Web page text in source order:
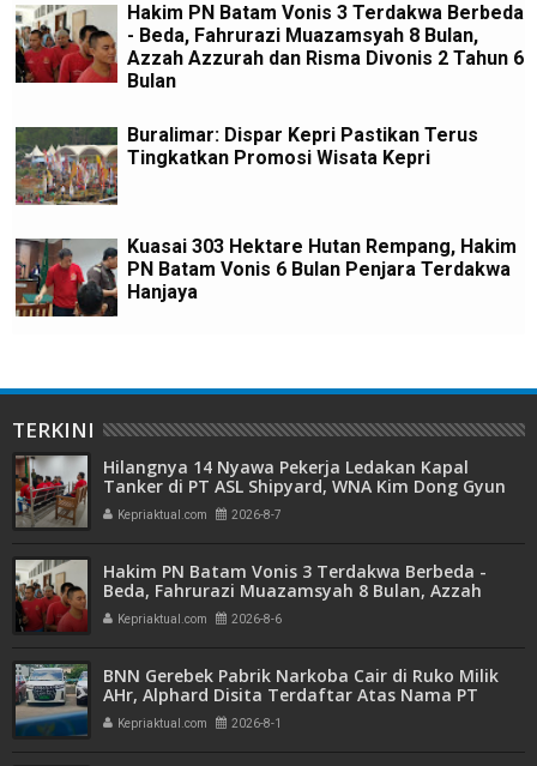
Hakim PN Batam Vonis 3 Terdakwa Berbeda
- Beda, Fahrurazi Muazamsyah 8 Bulan,
Azzah Azzurah dan Risma Divonis 2 Tahun 6
Bulan
Buralimar: Dispar Kepri Pastikan Terus
Tingkatkan Promosi Wisata Kepri
Kuasai 303 Hektare Hutan Rempang, Hakim
PN Batam Vonis 6 Bulan Penjara Terdakwa
Hanjaya
TERKINI
Hilangnya 14 Nyawa Pekerja Ledakan Kapal
Tanker di PT ASL Shipyard, WNA Kim Dong Gyun
Hanya Dituntut 1 Tahun 6 Bulan
Kepriaktual.com 2026-8-7
Hakim PN Batam Vonis 3 Terdakwa Berbeda -
Beda, Fahrurazi Muazamsyah 8 Bulan, Azzah
Azzurah dan Risma Divonis 2 Tahun 6 Bulan
Kepriaktual.com 2026-8-6
BNN Gerebek Pabrik Narkoba Cair di Ruko Milik
AHr, Alphard Disita Terdaftar Atas Nama PT
Mitra Usaha Properti
Kepriaktual.com 2026-8-1